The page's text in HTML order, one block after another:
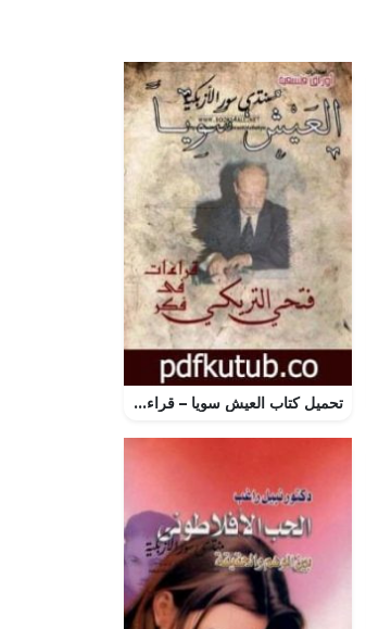
تحميل كتاب العيش سويا – قراءات في فكر فتحي التريكي PDF تأليف أحمد عبد الحليم عطية مجانا [كامل]